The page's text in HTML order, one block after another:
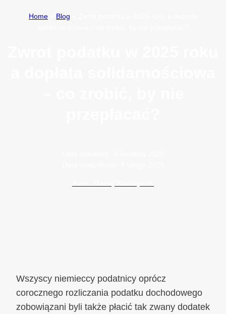
Home Blog
Wszyscy niemieccy podatnicy oprócz
corocznego rozliczania podatku dochodowego
zobowiązani byli także płacić tak zwany dodatek